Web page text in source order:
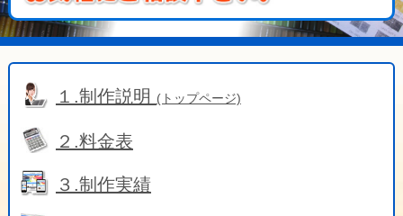
１.制作説明 (トップページ)
２.料金表
３.制作実績